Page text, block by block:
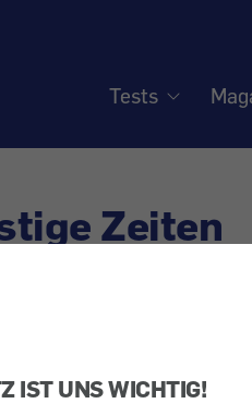
IST UNS WICHTIG!
Tests
Zeiten
praktisch. Lesen Sie,